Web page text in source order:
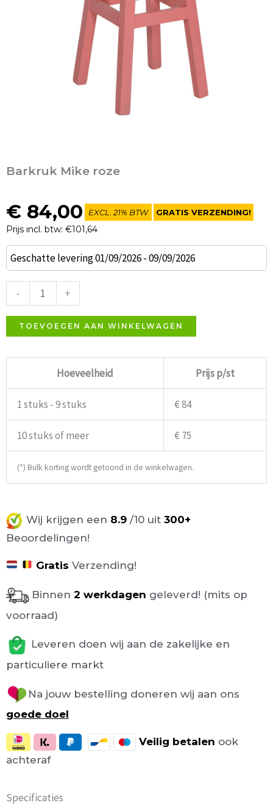
Barkruk Mike roze
€ 84,00
Prijs incl. btw: €101,64
EXCL. 21% BTW GRATIS VERZENDING!
Geschatte levering 01/09/2026 - 09/09/2026
-
Barkruk
Mike
aantal
+
TOEVOEGEN AAN WINKELWAGEN
Hoeveelheid Prijs p/st
1 stuks - 9 stuks € 84
10 stuks of meer € 75
(*) Bulk korting wordt getoond in de winkelwagen.
Wij krijgen een 8.9 /10 uit 300+
Beoordelingen!
Gratis Verzending!
Binnen 2 werkdagen geleverd! (mits op
voorraad)
Leveren doen wij aan de zakelijke en
particuliere markt
Na jouw bestelling doneren wij aan ons
goede doel
Veilig betalen ook
achteraf
Specificaties